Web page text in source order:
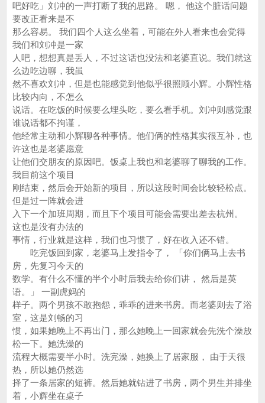
吧好吃」刘冲的一声打断了我的思路。 嗯， 他这个脏话问题
要改正看来是不
那么容易。 我们四个人这么坐着，可能在外人看来也会觉得
我们和刘冲是一家
人吧，想想真是丢人，不过这话也没法和老婆直说。我们就这
么边吃边聊，我虽
然不喜欢刘冲，但是也能感觉到他似乎很照顾小辉。小辉性格
比较内向，不怎么
说话。在吃饭的时候要么埋头吃，要么看手机。刘冲则感觉跟
谁说话都不拘谨，
他经常主动和小辉聊各种事情。他们俩的性格其实很互补，也
许这也是老婆愿意
让他们交朋友的原因吧。饭桌上我也和老婆聊了聊我的工作。
我目前这个项目
刚结束，然后会开始新的项目，所以这段时间会比较轻松点。
但是过一阵就会进
入下一个加班周期，而且下个项目可能会需要出差去杭州。
这也是没有办法的
事情，行业就是这样，我们也习惯了，好在收入还不错。
吃完饭回到家，老婆马上发指令了， 「你们俩马上去书
房，先复习今天的
数学。有什么不懂的半个小时后我去给你们讲， 然后是英
语。」 一副虎妈的
样子。两个男孩不敢抱怨，乖乖的进来书房。而老婆则去了浴
室，这是刘畅的习
惯，如果她晚上不再出门，那么她晚上一回家就会先洗个澡放
松一下。她洗澡的
流程大概需要半小时。洗完澡，她换上了居家服， 由于天很
热，所以她仍然选
择了一条居家的短裤。然后她就钻进了书房，两个男生并排坐
着，小辉坐在桌子